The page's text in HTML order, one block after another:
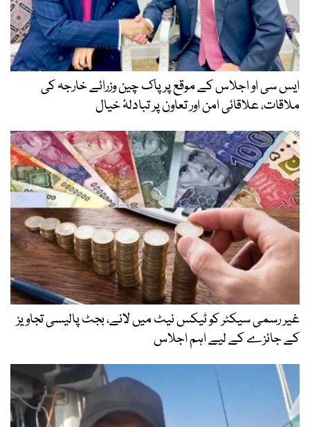
ایس سی او اجلاس کے موقع پر پاک چین وزرائے خارجہ کی
ملاقات، علاقائی امن اور تعاون پر تبادلۂ خیال
غیر رسمی سیکٹر کو ٹیکس نیٹ میں لانے، بجٹ پالیسی تجاویز
کے جائزے کے لیے اہم اجلاس